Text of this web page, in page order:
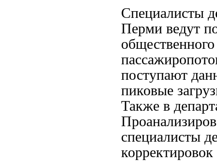
Специалисты
Перми ведут
поступают
пиковые
Также в
специалисты